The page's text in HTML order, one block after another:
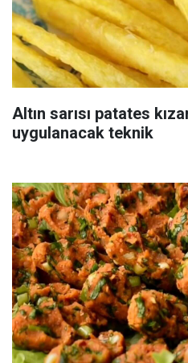
Altın sarısı patates
uygulanacak teknik